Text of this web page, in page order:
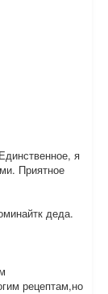
я
Приятное
деда.
рецептам,но